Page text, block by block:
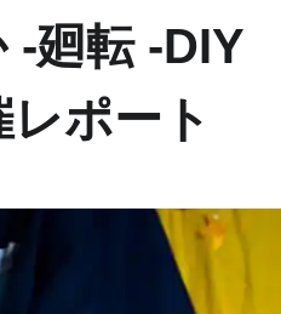
Taipei
Toulouse
Kuala Lumpur
-廻転 -DIY
ポート